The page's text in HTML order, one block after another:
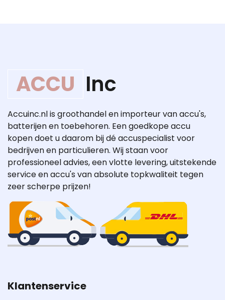
ACCU Inc
Accuinc.nl is groothandel en importeur van accu's,
batterijen en toebehoren. Een goedkope accu
kopen doet u daarom bij dé accuspecialist voor
bedrijven en particulieren. Wij staan voor
professioneel advies, een vlotte levering, uitstekende
service en accu's van absolute topkwaliteit tegen
zeer scherpe prijzen!
Klantenservice